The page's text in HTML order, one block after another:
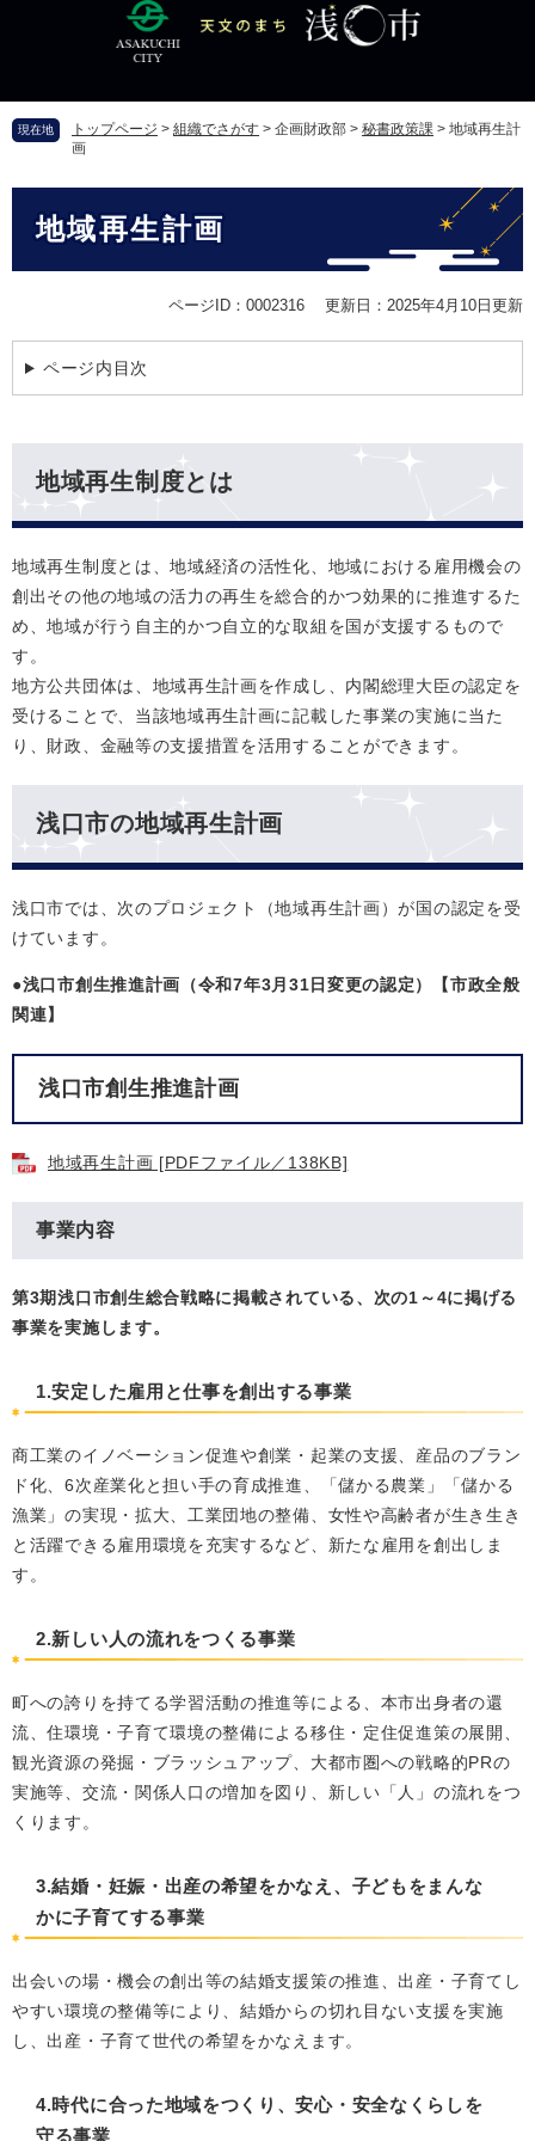
頭
す
飛
し
現在地 トップページ > 組織でさがす > 企画財政部 > 秘書政策課 > 地域再生計
画
地域再生計画
ページID：0002316 更新日：2025年4月10日更新
ページ内目次
地域再生制度とは
地域再生制度とは、地域経済の活性化、地域における雇用機会の
創出その他の地域の活力の再生を総合的かつ効果的に推進するた
め、地域が行う自主的かつ自立的な取組を国が支援するもので
す。
地方公共団体は、地域再生計画を作成し、内閣総理大臣の認定を
受けることで、当該地域再生計画に記載した事業の実施に当た
り、財政、金融等の支援措置を活用することができます。
浅口市の地域再生計画
浅口市では、次のプロジェクト（地域再生計画）が国の認定を受
けています。
●浅口市創生推進計画 （令和7年3月31日変更の認定）【市政全般
関連】
浅口市創生推進計画
地域再生計画 [PDFファイル／138KB]
事業内容
第3期浅口市創生総合戦略に掲載されている、次の1～4に掲げる
事業を実施します。
1.安定した雇用と仕事を創出する事業
商工業のイノベーション促進や創業・起業の支援、産品のブラン
ド化、6次産業化と担い手の育成推進、「儲かる農業」「儲かる
漁業」の実現・拡大、工業団地の整備、女性や高齢者が生き生き
と活躍できる雇用環境を充実するなど、新たな雇用を創出しま
す。
2.新しい人の流れをつくる事業
町への誇りを持てる学習活動の推進等による、本市出身者の還
流、住環境・子育て環境の整備による移住・定住促進策の展開、
観光資源の発掘・ブラッシュアップ、大都市圏への戦略的PRの
実施等、交流・関係人口の増加を図り、新しい「人」の流れをつ
くります。
3.結婚・妊娠・出産の希望をかなえ、子どもをまんな
かに子育てする事業
出会いの場・機会の創出等の結婚支援策の推進、出産・子育てし
やすい環境の整備等により、結婚からの切れ目ない支援を実施
し、出産・子育て世代の希望をかなえます。
4.時代に合った地域をつくり、安心・安全なくらしを
守る事業